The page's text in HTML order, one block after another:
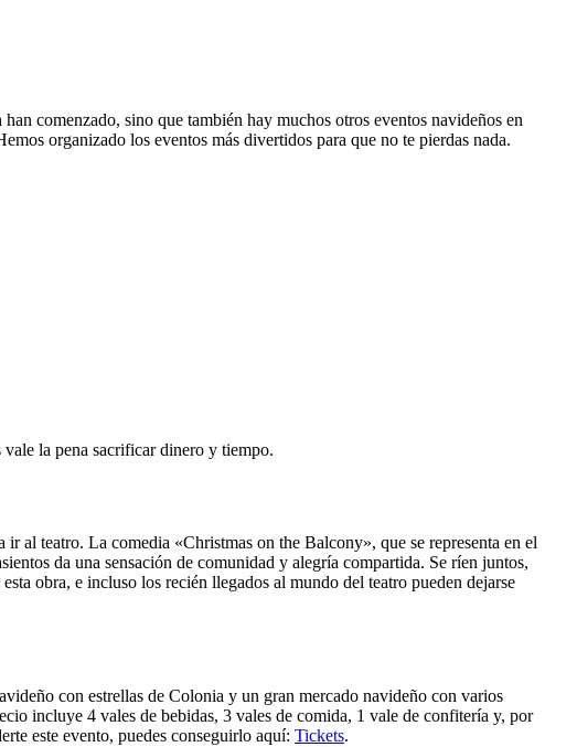
comenzado, sino que también hay muchos otros eventos navideños en
organizado los eventos más divertidos para que no te pierdas nada.
la pena sacrificar dinero y tiempo.
al teatro. La comedia «Christmas on the Balcony», que se representa en el
da una sensación de comunidad y alegría compartida. Se ríen juntos,
obra, e incluso los recién llegados al mundo del teatro pueden dejarse
con estrellas de Colonia y un gran mercado navideño con varios
incluye 4 vales de bebidas, 3 vales de comida, 1 vale de confitería y, por
este evento, puedes conseguirlo aquí: Tickets.